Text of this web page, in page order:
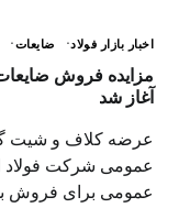
اخبار بازار فولاد ضایعات
مزایده فروش ضایعات
آغاز شد
عمومی شرکت فولاد
عمومی برای فروش